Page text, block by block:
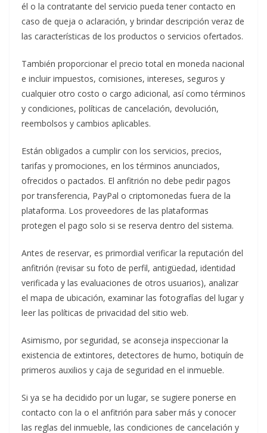
él o la contratante del servicio pueda tener contacto en
caso de queja o aclaración, y brindar descripción veraz de
las características de los productos o servicios ofertados.
También proporcionar el precio total en moneda nacional
e incluir impuestos, comisiones, intereses, seguros y
cualquier otro costo o cargo adicional, así como términos
y condiciones, políticas de cancelación, devolución,
reembolsos y cambios aplicables.
Están obligados a cumplir con los servicios, precios,
tarifas y promociones, en los términos anunciados,
ofrecidos o pactados. El anfitrión no debe pedir pagos
por transferencia, PayPal o criptomonedas fuera de la
plataforma. Los proveedores de las plataformas
protegen el pago solo si se reserva dentro del sistema.
Antes de reservar, es primordial verificar la reputación del
anfitrión (revisar su foto de perfil, antigüedad, identidad
verificada y las evaluaciones de otros usuarios), analizar
el mapa de ubicación, examinar las fotografías del lugar y
leer las políticas de privacidad del sitio web.
Asimismo, por seguridad, se aconseja inspeccionar la
existencia de extintores, detectores de humo, botiquín de
primeros auxilios y caja de seguridad en el inmueble.
Si ya se ha decidido por un lugar, se sugiere ponerse en
contacto con la o el anfitrión para saber más y conocer
las reglas del inmueble, las condiciones de cancelación y